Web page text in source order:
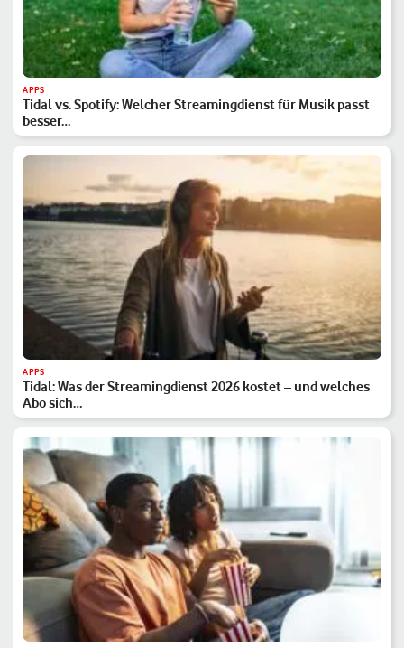
APPS
Tidal vs. Spotify: Welcher Streamingdienst für Musik passt
besser…
APPS
Tidal: Was der Streamingdienst 2026 kostet – und welches
Abo sich…